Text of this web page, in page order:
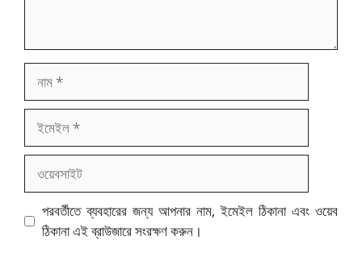
ইমেইল
পরবর্তীতে ব্যবহারের জন্য আপনার নাম, ইমেইল ঠিকানা এবং ওয়েব
ঠিকানা এই ব্রাউজারে সংরক্ষণ করুন।